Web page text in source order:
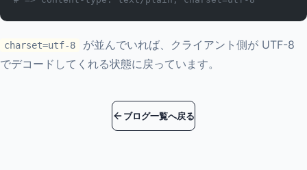
charset=utf-8
が並んでいれば、クライアント側が UTF-8
でデコードしてくれる状態に戻っています。
ブログ一覧へ戻る